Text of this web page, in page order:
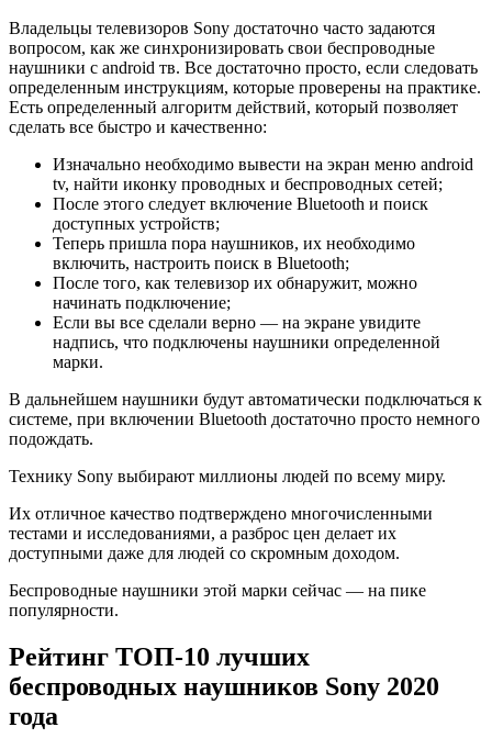
Владельцы телевизоров Sony достаточно часто задаются
вопросом, как же синхронизировать свои беспроводные
наушники с android тв. Все достаточно просто, если следовать
определенным инструкциям, которые проверены на практике.
Есть определенный алгоритм действий, который позволяет
сделать все быстро и качественно:
Изначально необходимо вывести на экран меню android
tv, найти иконку проводных и беспроводных сетей;
После этого следует включение Bluetooth и поиск
доступных устройств;
Теперь пришла пора наушников, их необходимо
включить, настроить поиск в Bluetooth;
После того, как телевизор их обнаружит, можно
начинать подключение;
Если вы все сделали верно — на экране увидите
надпись, что подключены наушники определенной
марки.
В дальнейшем наушники будут автоматически подключаться к
системе, при включении Bluetooth достаточно просто немного
подождать.
Технику Sony выбирают миллионы людей по всему миру.
Их отличное качество подтверждено многочисленными
тестами и исследованиями, а разброс цен делает их
доступными даже для людей со скромным доходом.
Беспроводные наушники этой марки сейчас — на пике
популярности.
Рейтинг ТОП-10 лучших
беспроводных наушников Sony 2020
года